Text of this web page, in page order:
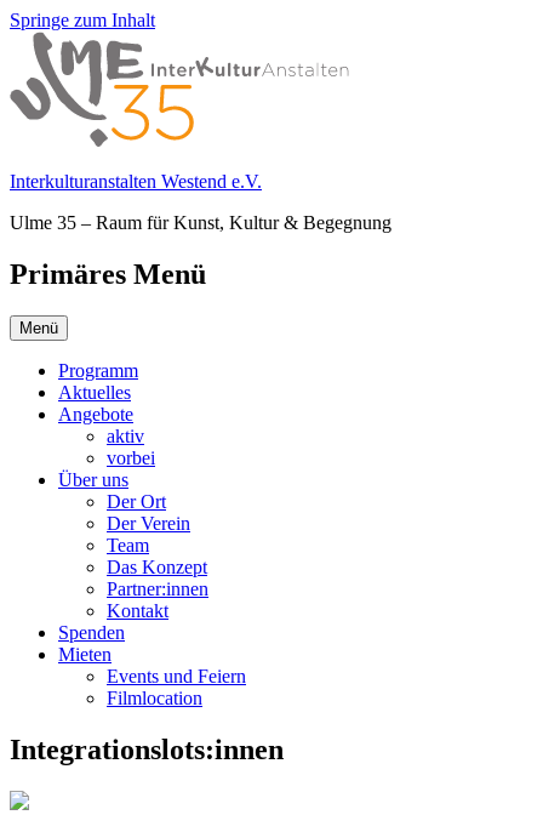
Springe zum Inhalt
Interkulturanstalten Westend e.V.
Ulme 35 – Raum für Kunst, Kultur & Begegnung
Primäres Menü
Menü
Programm
Aktuelles
Angebote
aktiv
vorbei
Über uns
Der Ort
Der Verein
Team
Das Konzept
Partner:innen
Kontakt
Spenden
Mieten
Events und Feiern
Filmlocation
Integrationslots:innen